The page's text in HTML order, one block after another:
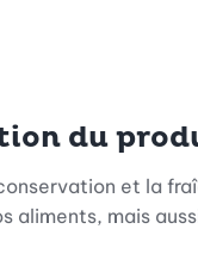
du
et la
aliments, mais